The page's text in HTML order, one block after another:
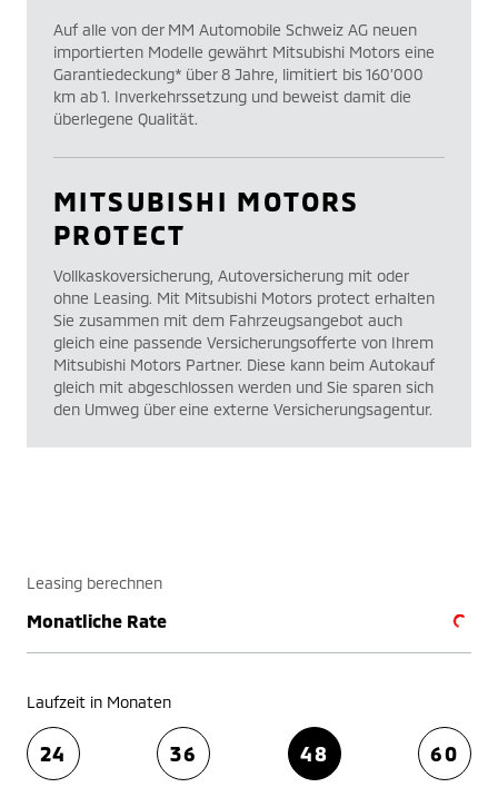
Auf alle von der MM Automobile Schweiz AG neuen
importierten Modelle gewährt Mitsubishi Motors eine
Garantiedeckung* über 8 Jahre, limitiert bis 160’000
km ab 1. Inverkehrssetzung und beweist damit die
überlegene Qualität.
MITSUBISHI MOTORS
PROTECT
Vollkaskoversicherung, Autoversicherung mit oder
ohne Leasing. Mit Mitsubishi Motors protect erhalten
Sie zusammen mit dem Fahrzeugsangebot auch
gleich eine passende Versicherungsofferte von Ihrem
Mitsubishi Motors Partner. Diese kann beim Autokauf
gleich mit abgeschlossen werden und Sie sparen sich
den Umweg über eine externe Versicherungsagentur.
Leasing berechnen
Monatliche Rate
Laufzeit in Monaten
24 36 48 60